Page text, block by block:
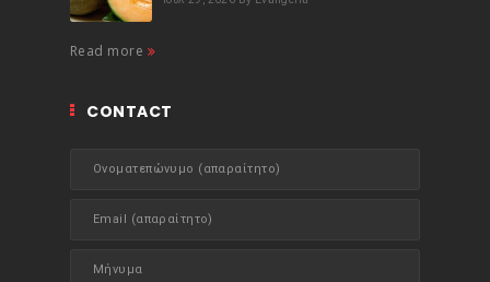
Read more
CONTACT